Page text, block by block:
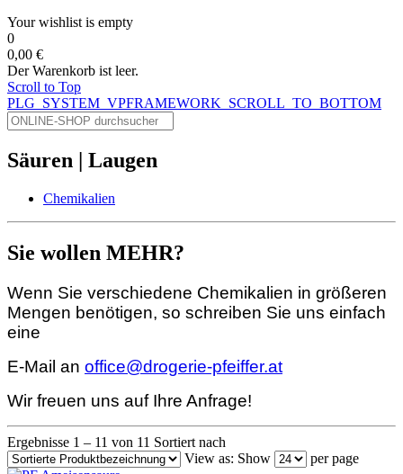
Your wishlist is empty
0
0,00 €
Der Warenkorb ist leer.
Scroll to Top
PLG_SYSTEM_VPFRAMEWORK_SCROLL_TO_BOTTOM
Säuren | Laugen
Chemikalien
Sie wollen MEHR?
Wenn Sie verschiedene Chemikalien in größeren
Mengen benötigen, so schreiben Sie uns einfach
eine
E-Mail an office@drogerie-pfeiffer.at
Wir freuen uns auf Ihre Anfrage!
Ergebnisse 1 – 11 von 11 Sortiert nach
View as: Show per page